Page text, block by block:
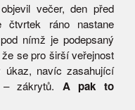
večer, den před
čtvrtek ráno nastane
nímž je podepsaný
se pro širší veřejnost
úkaz, navíc zasahující
zákrytů. A pak to